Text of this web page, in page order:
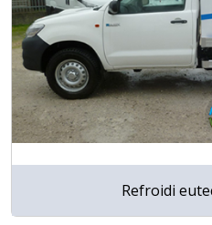
Refroidi